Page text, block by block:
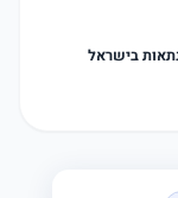
בישראל